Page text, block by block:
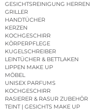
GESICHTSREINIGUNG HERREN
GRILLER
HANDTÜCHER
KERZEN
KOCHGESCHIRR
KÖRPERPFLEGE
KUGELSCHREIBER
LEINTÜCHER & BETTLAKEN
LIPPEN MAKE UP
MÖBEL
UNISEX PARFUMS
KOCHGESCHIRR
RASIERER & RASUR ZUBEHÖR
TEINT | GESICHTS MAKE UP